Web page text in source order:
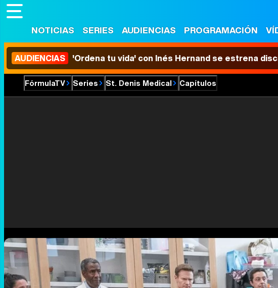
NOTICIAS SERIES AUDIENCIAS PROGRAMACIÓN
AUDIENCIAS 'Ordena tu vida' con Inés Hernand se estrena
FórmulaTV Series St. Denis Medical Capítulos